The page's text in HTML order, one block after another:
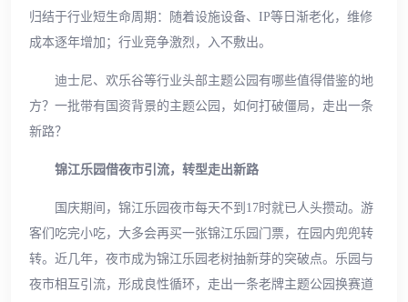
归结于行业短生命周期：随着设施设备、IP等日渐老化，维修
成本逐年增加；行业竞争激烈，入不敷出。
迪士尼、欢乐谷等行业头部主题公园有哪些值得借鉴的地
方？一批带有国资背景的主题公园，如何打破僵局，走出一条
新路？
锦江乐园借夜市引流，转型走出新路
国庆期间，锦江乐园夜市每天不到17时就已人头攒动。游
客们吃完小吃，大多会再买一张锦江乐园门票，在园内兜兜转
转。近几年，夜市成为锦江乐园老树抽新芽的突破点。乐园与
夜市相互引流，形成良性循环，走出一条老牌主题公园换赛道